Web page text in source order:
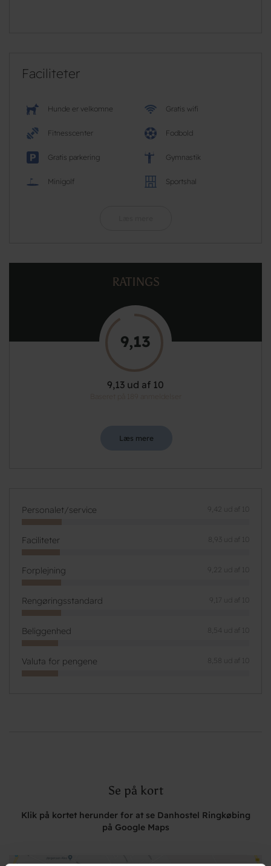
Faciliteter
Hunde er velkomne Gratis wifi
Fitnesscenter Fodbold
Gratis parkering Gymnastik
Minigolf Sportshal
RATINGS
9,13
9,13 ud af 10
Baseret på 189 anmeldelser
Læs mere
Personalet/service 9,42 ud af 10
Faciliteter 8,93 ud af 10
Forplejning 9,22 ud af 10
Rengøringsstandard 9,17 ud af 10
Beliggenhed 8,54 ud af 10
Valuta for pengene 8,58 ud af 10
Se på kort
Klik på kortet herunder for at se Danhostel Ringkøbing
på Google Maps